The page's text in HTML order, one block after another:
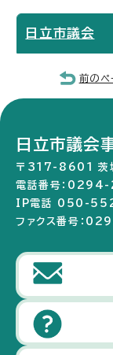
日立市議会
前のペ
日立市議会
〒317-8601 茨
電話番号：
IP電話 050-
ファクス番号：